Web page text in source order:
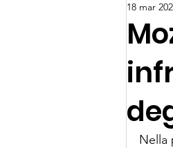
18 mar
Nella